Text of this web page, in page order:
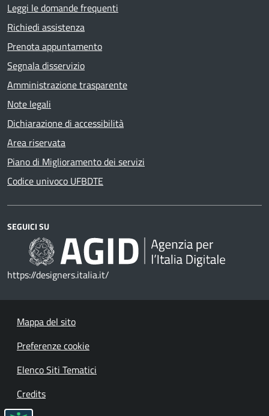
Leggi le domande frequenti
Richiedi assistenza
Prenota appuntamento
Segnala disservizio
Amministrazione trasparente
Note legali
Dichiarazione di accessibilità
Area riservata
Piano di Miglioramento dei servizi
Codice univoco UFBDTE
SEGUICI SU
https://designers.italia.it/
Mappa del sito
Preferenze cookie
Elenco Siti Tematici
Credits